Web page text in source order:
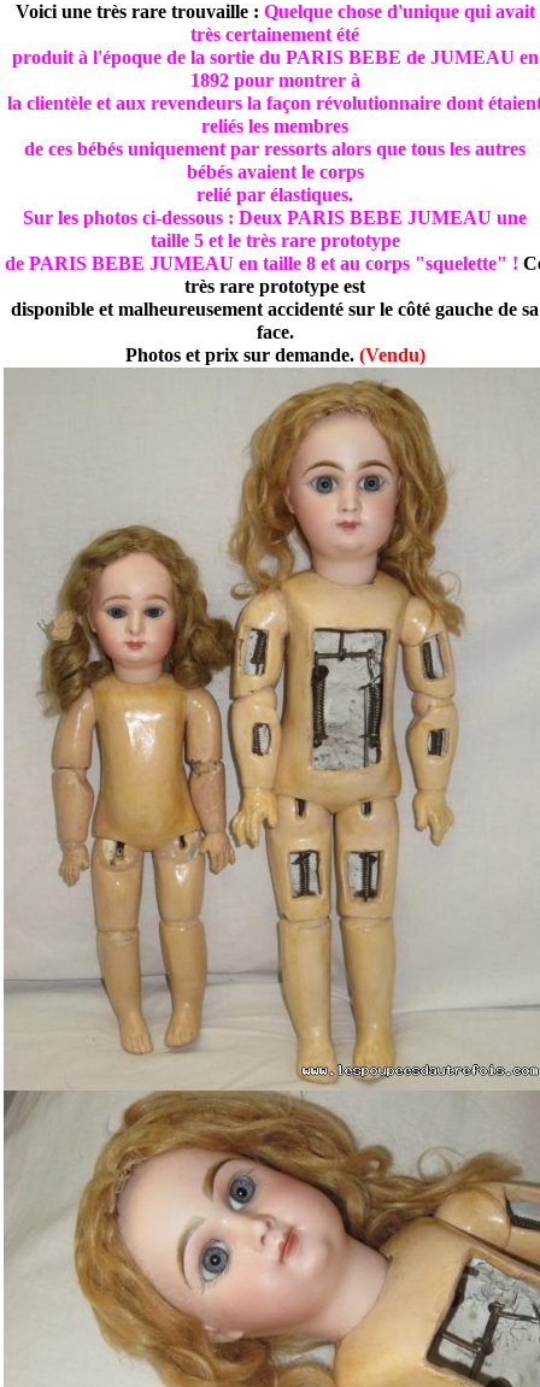
Voici une très rare trouvaille : Quelque chose d'unique qui avait
très certainement été
produit à l'époque de la sortie du PARIS BEBE de JUMEAU en
1892 pour montrer à
la clientèle et aux revendeurs la façon révolutionnaire dont
reliés les membres
de ces bébés uniquement par ressorts alors que tous les autres
bébés avaient le corps
relié par élastiques.
Sur les photos ci-dessous : Deux PARIS BEBE JUMEAU une
taille 5 et le très rare prototype
de PARIS BEBE JUMEAU en taille 8 et au corps "squelette" !
très rare prototype est
disponible et malheureusement accidenté sur le côté gauche de sa
face.
Photos et prix sur demande.(Vendu)